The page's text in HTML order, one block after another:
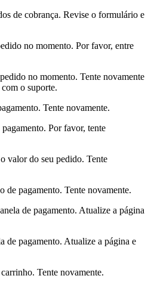
de cobrança. Revise o formulário e
no momento. Por favor, entre
no momento. Tente novamente
o suporte.
Tente novamente.
Por favor, tente
valor do seu pedido. Tente
pagamento. Tente novamente.
de pagamento. Atualize a página
de pagamento. Atualize a página e
Tente novamente.